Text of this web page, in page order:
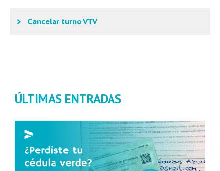
Cancelar turno VTV
ÚLTIMAS ENTRADAS